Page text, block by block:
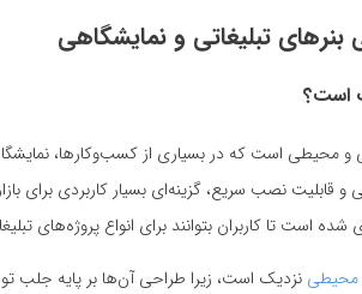
بنرهای تبلیغاتی و نمایشگاهی
است؟
و محیطی است که در بسیاری از کسب‌وکارها،
قابلیت نصب سریع، گزینه‌ای بسیار کاربردی برای
تا کاربران بتوانند برای انواع پروژه‌های
محیطی نزدیک است، زیرا طراحی آن‌ها بر پایه جلب